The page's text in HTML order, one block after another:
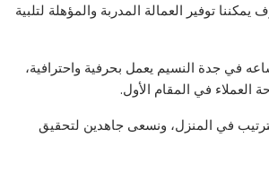
يمكننا توفير العمالة المدربة والمؤهلة لتلبية
في جدة النسيم يعمل بحرفية واحترافية،
العملاء في المقام الأول.
في المنزل، ونسعى جاهدين لتحقيق